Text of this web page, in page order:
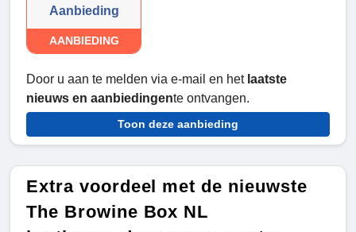
Aanbieding
AANBIEDING
Door u aan te melden via e-mail en het laatste
nieuws en aanbiedingente ontvangen.
Toon deze aanbieding
Extra voordeel met de nieuwste
The Browine Box NL